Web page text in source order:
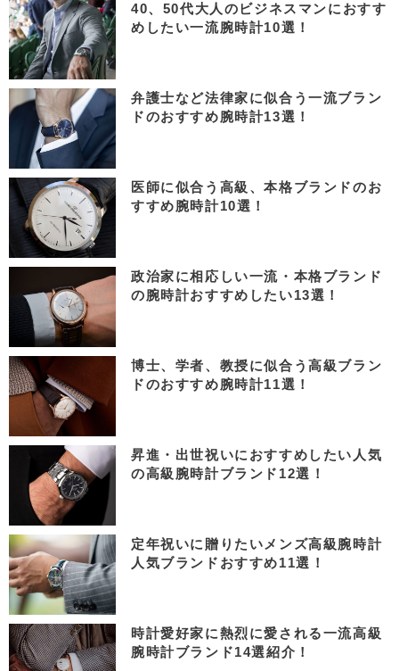
40、50代大人のビジネスマンにおすす
めしたい一流腕時計10選！
弁護士など法律家に似合う一流ブラン
ドのおすすめ腕時計13選！
医師に似合う高級、本格ブランドのお
すすめ腕時計10選！
政治家に相応しい一流・本格ブランド
の腕時計おすすめしたい13選！
博士、学者、教授に似合う高級ブラン
ドのおすすめ腕時計11選！
昇進・出世祝いにおすすめしたい人気
の高級腕時計ブランド12選！
定年祝いに贈りたいメンズ高級腕時計
人気ブランドおすすめ11選！
時計愛好家に熱烈に愛される一流高級
腕時計ブランド14選紹介！